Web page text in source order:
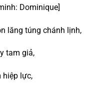
Dominique]
lăng túng chánh lịnh,
tam giả,
hiệp lực,